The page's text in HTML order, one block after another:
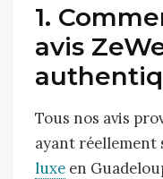
1.
avis
Tous nos avis
ayant réellement
luxe en